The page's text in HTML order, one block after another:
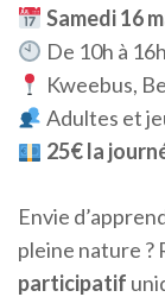
Samedi 16
De 10h à
Kweebus,
Adultes et
25€ la
Envie
pleine nature ?
participatif